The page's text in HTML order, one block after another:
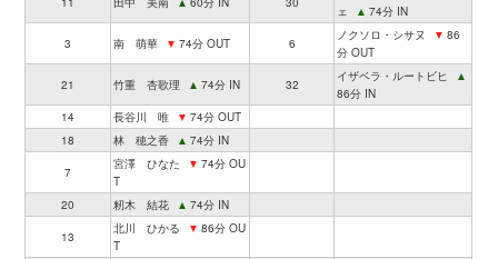
ェ
▲ 74分 IN
3 南 萌華 ▼ 74分 OUT 6
ノクソロ・シサヌ ▼ 86
分 OUT
21 竹重 杏歌理 ▲ 74分 IN 32
イザベラ・ルートビヒ
▲
86分 IN
14
長谷川 唯 ▼ 74分 OUT
18
林 穂之香 ▲ 74分 IN
7
宮澤 ひなた ▼ 74分 OU
T
20
籾木 結花 ▲ 74分 IN
13
北川 ひかる ▼ 86分 OU
T